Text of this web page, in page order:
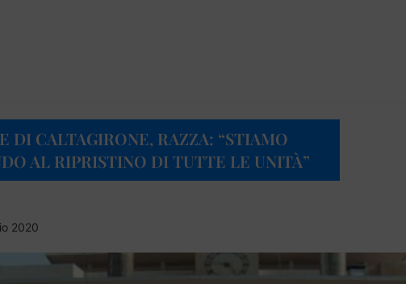
DI CALTAGIRONE, RAZZA: “STIAMO
AL RIPRISTINO DI TUTTE LE UNITÀ”
2020